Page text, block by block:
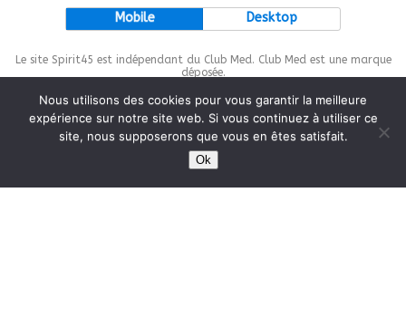
Mobile Desktop
Le site Spirit45 est indépendant du Club Med. Club Med est une marque
déposée.
This site is protected bywp-copyrightpro.com
Nous utilisons des cookies pour vous garantir la meilleure
expérience sur notre site web. Si vous continuez à utiliser ce
site, nous supposerons que vous en êtes satisfait.
Ok